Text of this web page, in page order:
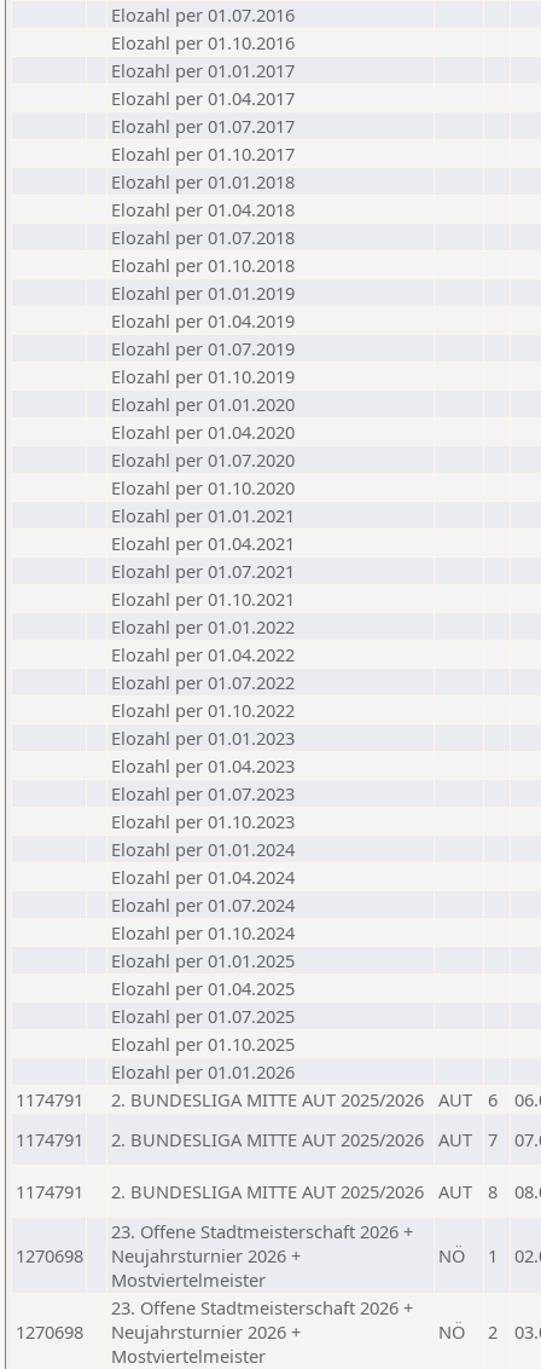
Elozahl per 01.07.2016
Elozahl per 01.10.2016
Elozahl per 01.01.2017
Elozahl per 01.04.2017
Elozahl per 01.07.2017
Elozahl per 01.10.2017
Elozahl per 01.01.2018
Elozahl per 01.04.2018
Elozahl per 01.07.2018
Elozahl per 01.10.2018
Elozahl per 01.01.2019
Elozahl per 01.04.2019
Elozahl per 01.07.2019
Elozahl per 01.10.2019
Elozahl per 01.01.2020
Elozahl per 01.04.2020
Elozahl per 01.07.2020
Elozahl per 01.10.2020
Elozahl per 01.01.2021
Elozahl per 01.04.2021
Elozahl per 01.07.2021
Elozahl per 01.10.2021
Elozahl per 01.01.2022
Elozahl per 01.04.2022
Elozahl per 01.07.2022
Elozahl per 01.10.2022
Elozahl per 01.01.2023
Elozahl per 01.04.2023
Elozahl per 01.07.2023
Elozahl per 01.10.2023
Elozahl per 01.01.2024
Elozahl per 01.04.2024
Elozahl per 01.07.2024
Elozahl per 01.10.2024
Elozahl per 01.01.2025
Elozahl per 01.04.2025
Elozahl per 01.07.2025
Elozahl per 01.10.2025
Elozahl per 01.01.2026
1174791
2. BUNDESLIGA MITTE AUT 2025/2026 AUT 6
1174791
2. BUNDESLIGA MITTE AUT 2025/2026 AUT 7
1174791 2. BUNDESLIGA MITTE AUT 2025/2026 AUT 8
1270698
23. Offene Stadtmeisterschaft 2026 +
Neujahrsturnier 2026 +
Mostviertelmeister
NÖ 1
1270698
23. Offene Stadtmeisterschaft 2026 +
Neujahrsturnier 2026 +
Mostviertelmeister
NÖ 2